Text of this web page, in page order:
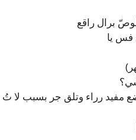
برال راقع
فس يا
مفيد رراء وتلق جر بسبب